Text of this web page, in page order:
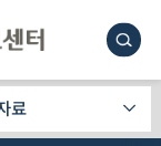
료